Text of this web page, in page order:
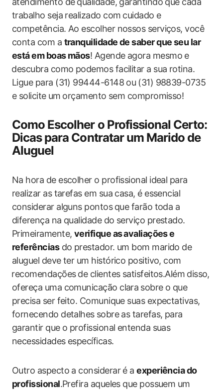
trabalho seja realizado com ⁣cuidado e
competência. Ao‌ escolher nossos serviços, você
conta com a tranquilidade‌ de saber que‍ seu lar‍
está em boas mãos! Agende agora mesmo e
⁢descubra como podemos facilitar a sua rotina.
Ligue para (31) 99444-6148 ou⁢ (31) 98839-0735
e solicite ⁤um⁢ orçamento sem compromisso!
Como Escolher o Profissional Certo:
Dicas para Contratar um Marido de
Aluguel
Na hora de escolher o profissional ideal para
realizar as tarefas em sua casa, é essencial
considerar alguns pontos ⁤que​ farão toda a
diferença na qualidade do serviço prestado.
Primeiramente, verifique as⁣ avaliações‍ e
referênciasdo prestador. ‍um bom marido de
aluguel deve ter um histórico positivo,​ com
⁢recomendações ⁢de clientes satisfeitos.Além ⁢disso,
ofereça uma comunicação clara⁤ sobre o que⁤
precisa ser feito. Comunique suas expectativas,
fornecendo ‍detalhes ⁤sobre as tarefas, para
garantir que ‍o profissional ‌entenda suas
necessidades específicas.
Outro aspecto a considerar é‌ aexperiência do
profissional.Prefira‍ aqueles que possuem um